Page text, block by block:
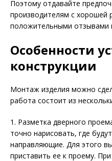
Поэтому отдавайте
производителям с хорошей
положительными отзывами
Особенности
конструкции
Монтаж изделия можно
работа состоит из
1. Разметка дверного
точно нарисовать, где
направляющие. Для этого
приставить ее к проему.